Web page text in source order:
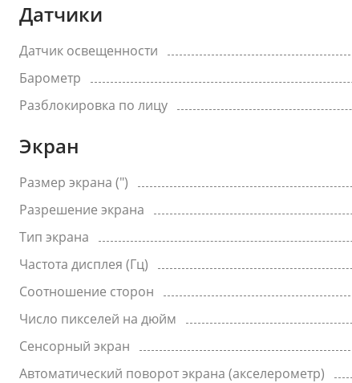
Датчики
Датчик освещенности
Барометр
Разблокировка по лицу
Экран
Размер экрана (")
Разрешение экрана
Тип экрана
Частота дисплея (Гц)
Соотношение сторон
Число пикселей на дюйм
Сенсорный экран
Автоматический поворот экрана (акселерометр)